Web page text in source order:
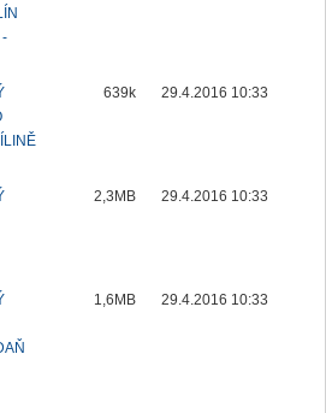
-
639k 29.4.2016 10:33
2,3MB 29.4.2016 10:33
1,6MB 29.4.2016 10:33